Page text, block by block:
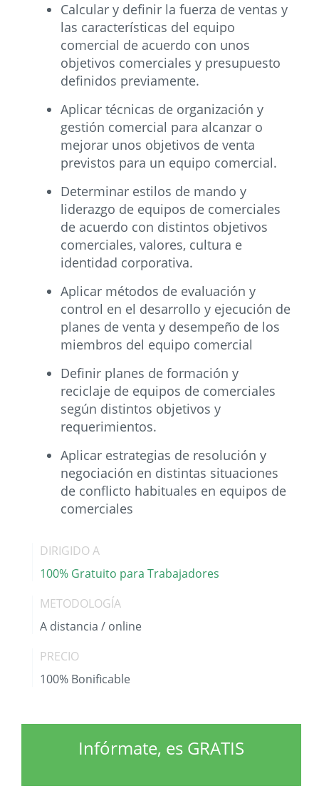
Calcular y definir la fuerza de ventas y
las características del equipo
comercial de acuerdo con unos
objetivos comerciales y presupuesto
definidos previamente.
Aplicar técnicas de organización y
gestión comercial para alcanzar o
mejorar unos objetivos de venta
previstos para un equipo comercial.
Determinar estilos de mando y
liderazgo de equipos de comerciales
de acuerdo con distintos objetivos
comerciales, valores, cultura e
identidad corporativa.
Aplicar métodos de evaluación y
control en el desarrollo y ejecución de
planes de venta y desempeño de los
miembros del equipo comercial
Definir planes de formación y
reciclaje de equipos de comerciales
según distintos objetivos y
requerimientos.
Aplicar estrategias de resolución y
negociación en distintas situaciones
de conflicto habituales en equipos de
comerciales
DIRIGIDO A
100% Gratuito para Trabajadores
METODOLOGÍA
A distancia / online
PRECIO
100% Bonificable
Infórmate, es GRATIS